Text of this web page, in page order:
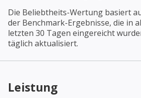
Die Beliebtheits-Wertung basiert
der Benchmark-Ergebnisse, die in
letzten 30 Tagen eingereicht
täglich aktualisiert.
Leistung